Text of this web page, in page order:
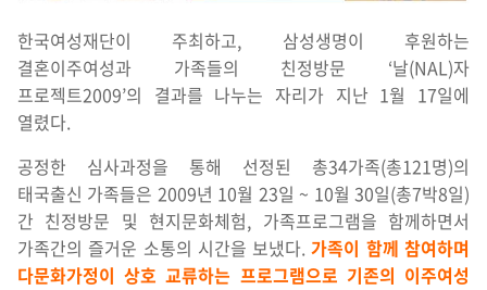
한국여성재단이 주최하고, 삼성생명이 후원하는
결혼이주여성과 가족들의 친정방문 ‘날(NAL)자
프로젝트2009’의 결과를 나누는 자리가 지난 1월 17일에
열렸다.
공정한 심사과정을 통해 선정된 총34가족(총121명)의
태국출신 가족들은 2009년 10월 23일 ~ 10월 30일(총7박8일)
간 친정방문 및 현지문화체험, 가족프로그램을 함께하면서
가족간의 즐거운 소통의 시간을 보냈다. 가족이 함께 참여하며
다문화가정이 상호 교류하는 프로그램으로 기존의 이주여성